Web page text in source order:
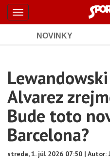
Šport7.sk
-
spravodajstvo
výsledky
Skočiť
hlavný
Toggle
navigation
Navigation
NOVINKY
Main
Content
Alvarez
Bude toto
Barcelona?
streda, 1. júl 2026 07:50 | Autor: